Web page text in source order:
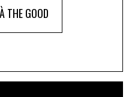
THE GOOD